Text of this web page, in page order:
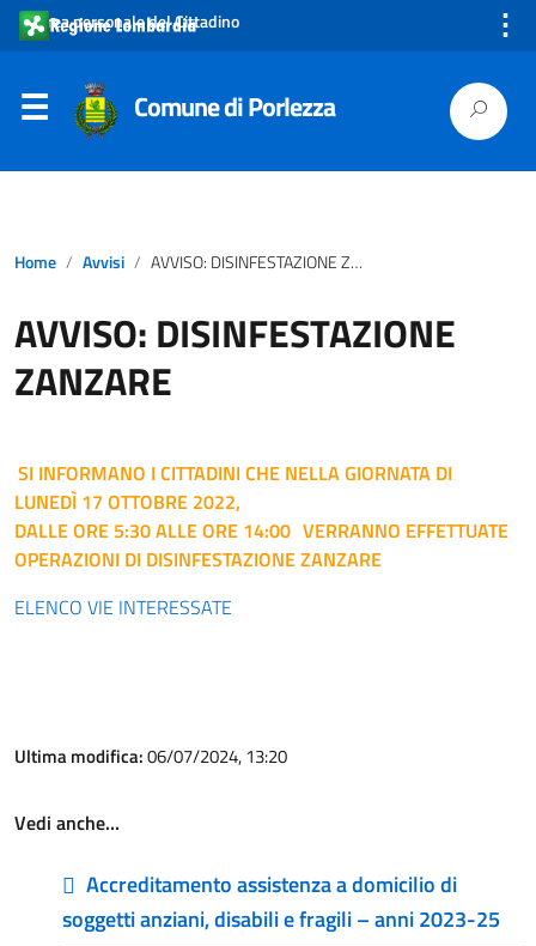
Area personale del Cittadino ⋮
Comune di Porlezza
Home Avvisi AVVISO: DISINFESTAZIONE ZANZARE
AVVISO: DISINFESTAZIONE
ZANZARE
SI INFORMANO I CITTADINI CHE NELLA GIORNATA DI
LUNEDÌ 17 OTTOBRE 2022,
DALLE ORE 5:30 ALLE ORE 14:00 VERRANNO EFFETTUATE
OPERAZIONI DI DISINFESTAZIONE ZANZARE
ELENCO VIE INTERESSATE
Ultima modifica:06/07/2024, 13:20
Vedi anche…
Accreditamento assistenza a domicilio di
soggetti anziani, disabili e fragili – anni 2023-25